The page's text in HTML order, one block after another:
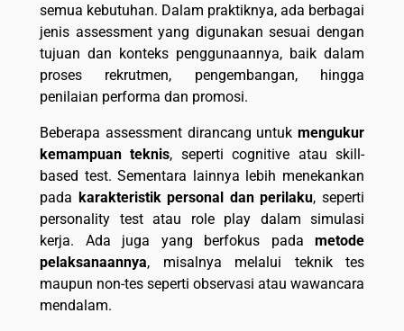
semua kebutuhan. Dalam praktiknya, ada berbagai
jenis assessment yang digunakan sesuai dengan
tujuan dan konteks penggunaannya, baik dalam
proses rekrutmen, pengembangan, hingga
penilaian performa dan promosi.
Beberapa assessment dirancang untuk mengukur
kemampuan teknis, seperti cognitive atau skill-
based test. Sementara lainnya lebih menekankan
pada karakteristik personal dan perilaku, seperti
personality test atau role play dalam simulasi
kerja. Ada juga yang berfokus pada metode
pelaksanaannya, misalnya melalui teknik tes
maupun non-tes seperti observasi atau wawancara
mendalam.